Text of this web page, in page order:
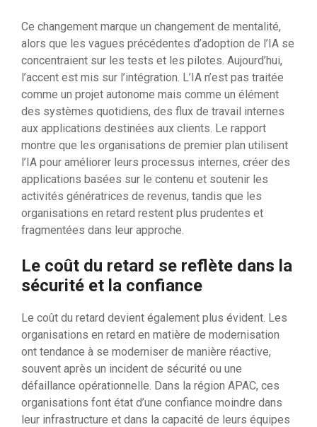
Ce changement marque un changement de mentalité,
alors que les vagues précédentes d’adoption de l’IA se
concentraient sur les tests et les pilotes. Aujourd’hui,
l’accent est mis sur l’intégration. L’IA n’est pas traitée
comme un projet autonome mais comme un élément
des systèmes quotidiens, des flux de travail internes
aux applications destinées aux clients. Le rapport
montre que les organisations de premier plan utilisent
l’IA pour améliorer leurs processus internes, créer des
applications basées sur le contenu et soutenir les
activités génératrices de revenus, tandis que les
organisations en retard restent plus prudentes et
fragmentées dans leur approche.
Le coût du retard se reflète dans la
sécurité et la confiance
Le coût du retard devient également plus évident. Les
organisations en retard en matière de modernisation
ont tendance à se moderniser de manière réactive,
souvent après un incident de sécurité ou une
défaillance opérationnelle. Dans la région APAC, ces
organisations font état d’une confiance moindre dans
leur infrastructure et dans la capacité de leurs équipes